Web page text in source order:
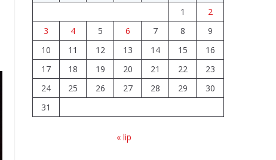
Upały groźne dla
zwierząt.
Weterynaria
apeluje
04.08.2026
Wiata Wielkopolska.
1
2
3
4 5 6 7 8
9
10
11 12 13 14 15
16
17
18 19 20 21 22
23
24
25 26 27 28 29
30
31
« lip